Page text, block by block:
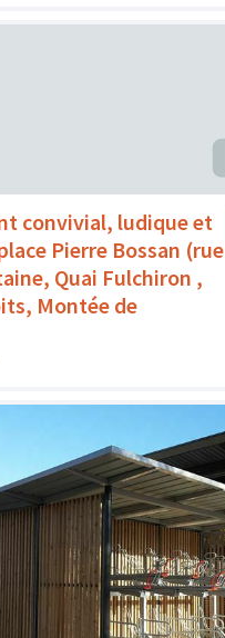
convivial, ludique et
Pierre Bossan (rue
Quai Fulchiron ,
Montée de